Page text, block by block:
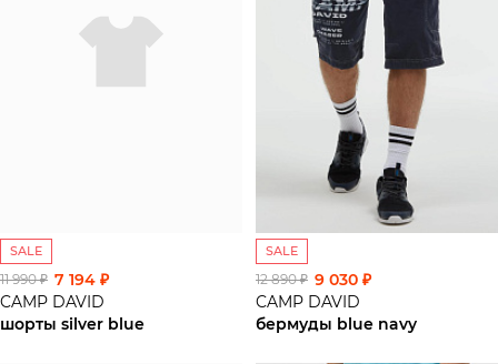
SALE
11 990 ₽ 7 194 ₽
CAMP DAVID
шорты silver blue
SALE
12 890 ₽ 9 030 ₽
CAMP DAVID
бермуды blue navy